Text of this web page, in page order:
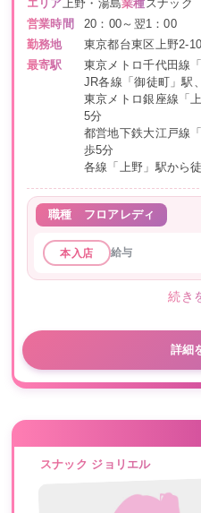
エリア上野・湯島業種スナック
営業時間
20：00～翌1：00
勤務地
東京都台東区上野2-
最寄駅
東京メトロ千代田線
JR各線「御徒町」駅
東京メトロ銀座線「
5分
都営地下鉄大江戸線
歩5分
各線「上野」駅から
職種 フロアレディ
本入店 給与
続き
詳細
スナック ジョリエル